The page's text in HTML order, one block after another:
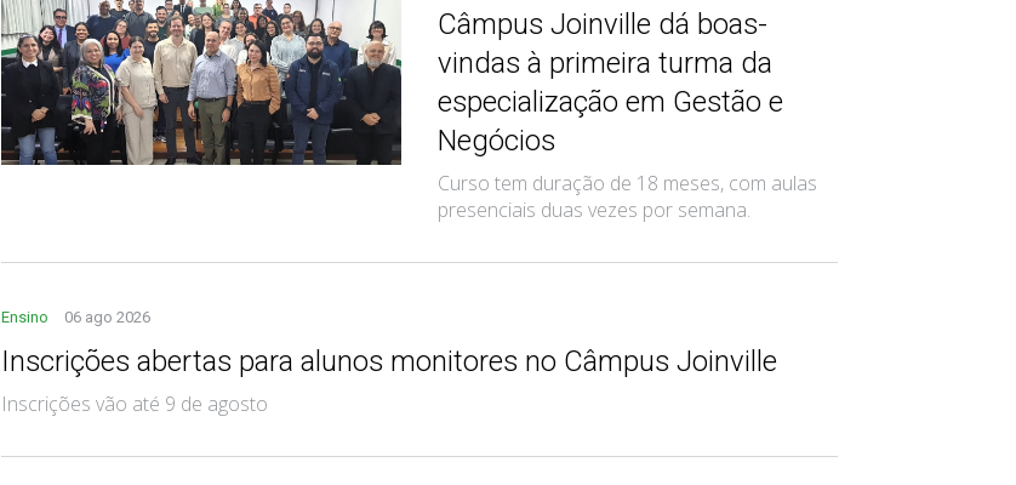
Câmpus Joinville dá boas-
vindas à primeira turma da
especialização em Gestão e
Negócios
Curso tem duração de 18 meses, com aulas
presenciais duas vezes por semana.
Ensino 06 ago 2026
Inscrições abertas para alunos monitores no Câmpus Joinville
Inscrições vão até 9 de agosto